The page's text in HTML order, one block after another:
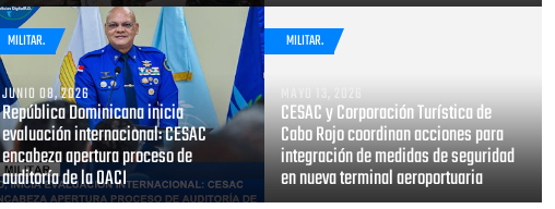
MILITAR.
JUNIO 08, 2026
República Dominicana inicia
evaluación internacional: CESAC
encabeza apertura proceso de
auditoría de la OACI
MILITAR.
MAYO 13, 2026
CESAC y Corporación Turística de
Cabo Rojo coordinan acciones para
integración de medidas de seguridad
en nueva terminal aeroportuaria